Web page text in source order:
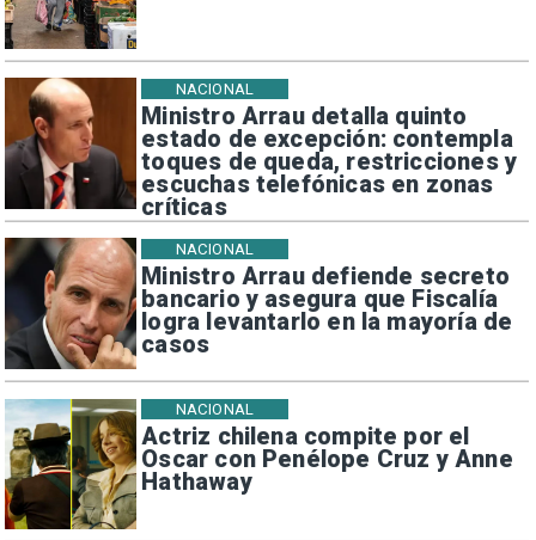
Ministro Arrau detalla quinto
estado de excepción: contempla
toques de queda, restricciones y
escuchas telefónicas en zonas
críticas
NACIONAL
Ministro Arrau defiende secreto
bancario y asegura que Fiscalía
logra levantarlo en la mayoría de
casos
NACIONAL
Actriz chilena compite por el
Oscar con Penélope Cruz y Anne
Hathaway
NACIONAL